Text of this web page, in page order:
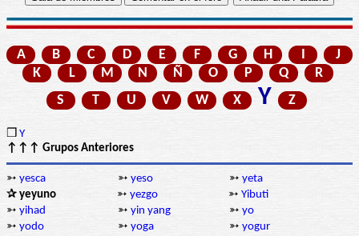
A B C D E F G H I
J
K
L M N Ñ O P Q
R
S
T U V W X Y Z
❒ Y
↑↑↑ Grupos Anteriores
➳ yesca ➳ yeso ➳ yeta
✰ yeyuno
➳ yezgo ➳ Yibuti
➳ yihad ➳ yin yang ➳ yo
➳ yodo ➳ yoga ➳ yogur